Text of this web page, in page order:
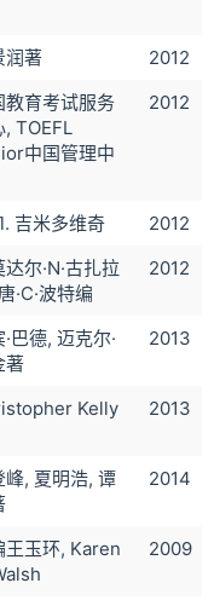
润著
2012
教育考试服务
, TOEFL
中国管理中
2012
吉米多维奇
2012
尔·N·古扎拉
·C·波特编
2012
巴德, 迈克尔·
著
2013
Kelly
2013
峰, 夏明浩, 谭
2014
王玉环, Karen
2009